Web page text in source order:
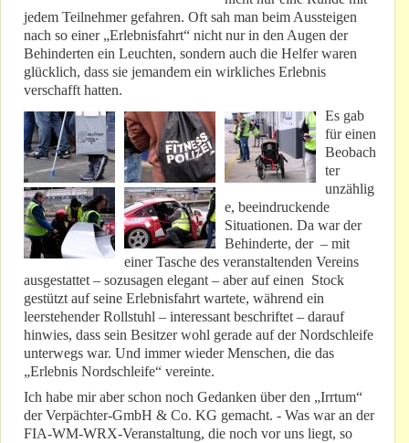
jedem Teilnehmer gefahren. Oft sah man beim Aussteigen
nach so einer „Erlebnisfahrt“ nicht nur in den Augen der
Behinderten ein Leuchten, sondern auch die Helfer waren
glücklich, dass sie jemandem ein wirkliches Erlebnis
verschafft hatten.
Es gab
für einen
Beobach
ter
unzählig
e, beeindruckende
Situationen. Da war der
Behinderte, der – mit
einer Tasche des veranstaltenden Vereins
ausgestattet – sozusagen elegant – aber auf einen Stock
gestützt auf seine Erlebnisfahrt wartete, während ein
leerstehender Rollstuhl – interessant beschriftet – darauf
hinwies, dass sein Besitzer wohl gerade auf der Nordschleife
unterwegs war. Und immer wieder Menschen, die das
„Erlebnis Nordschleife“ vereinte.
Ich habe mir aber schon noch Gedanken über den „Irrtum“
der Verpächter-GmbH & Co. KG gemacht. - Was war an der
FIA-WM-WRX-Veranstaltung, die noch vor uns liegt, so